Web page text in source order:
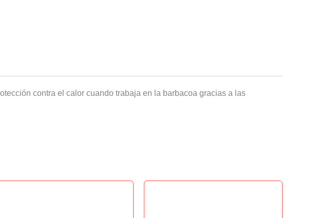
contra el calor cuando trabaja en la barbacoa gracias a las